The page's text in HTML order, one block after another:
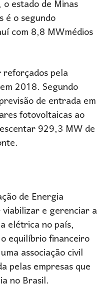
estado de Minas
é o segundo
com 8,8 MWmédios
reforçados pela
2018. Segundo
de entrada em
fotovoltaicas ao
929,3 MW de
de Energia
e gerenciar a
elétrica no país,
equilíbrio financeiro
associação civil
pelas empresas que
no Brasil.